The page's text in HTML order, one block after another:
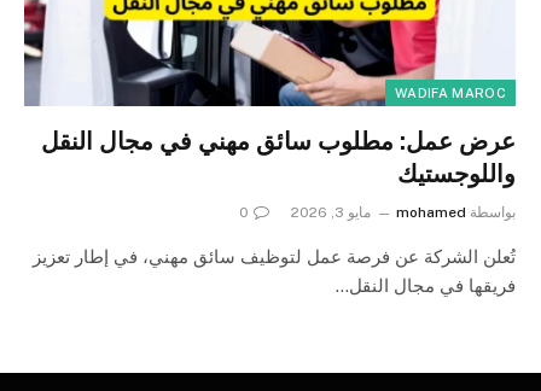
WADIFA MAROC
عرض عمل: مطلوب سائق مهني في مجال النقل
واللوجستيك
بواسطة mohamed مايو 3, 2026 0
تُعلن الشركة عن فرصة عمل لتوظيف سائق مهني، في إطار تعزيز
فريقها في مجال النقل…